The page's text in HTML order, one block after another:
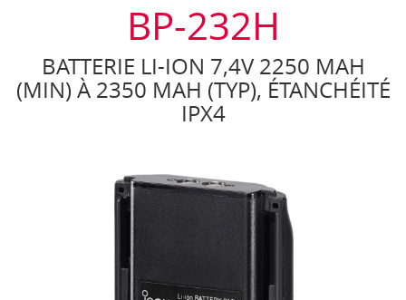
BP-232H
BATTERIE LI-ION 7,4V 2250 MAH
(MIN) À 2350 MAH (TYP), ÉTANCHÉITÉ
IPX4